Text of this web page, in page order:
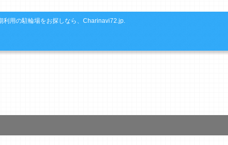
利用の駐輪場をお探しなら、Charinavi72.jp.